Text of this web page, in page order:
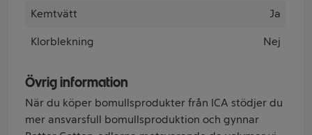
Kemtvätt Ja
Klorblekning Nej
Övrig information
När du köper bomullsprodukter från ICA stödjer du
mer ansvarsfull bomullsproduktion och gynnar